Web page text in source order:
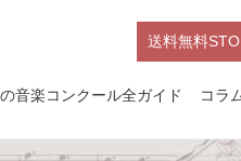
送料無料
音楽コンクール全ガイド コラ